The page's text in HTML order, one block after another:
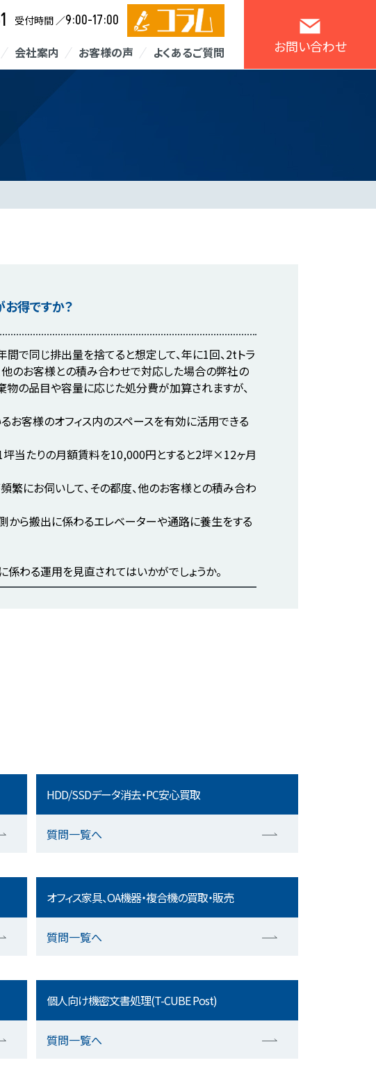
受付時間 ／9:00-17:00
会社案内 お客様の声 よくあるご質問 お問い合わせ
得ですか？
で同じ排出量を捨てると想定して、年に1回、2tトラ
他のお客様との積み合わせで対応した場合の弊社の
の品目や容量に応じた処分費が加算されますが、
お客様のオフィス内のスペースを有効に活用できる
坪当たりの月額賃料を10,000円とすると2坪×12ヶ月
繁にお伺いして、その都度、他のお客様との積み合わ
から搬出に係わるエレベーターや通路に養生をする
係わる運用を見直されてはいかがでしょうか。
HDD/SSDデータ消去・PC安心買取
質問一覧へ
オフィス家具、OA機器・複合機の買取・販売
質問一覧へ
個人向け機密文書処理(T-CUBE Post)
質問一覧へ